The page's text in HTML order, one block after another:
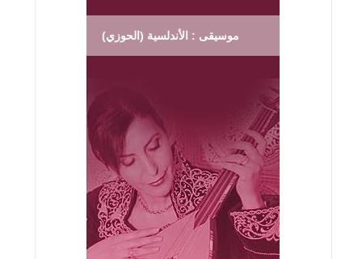
موسيقى : الأندلسية (الحوزي)